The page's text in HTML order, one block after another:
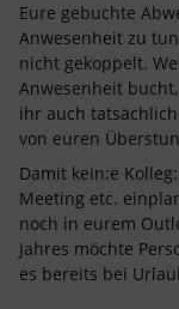
Eure gebuchte
Anwesenheit zu
nicht gekoppelt.
Anwesenheit
ihr auch
von euren
Damit kein:e
Meeting etc.
noch in eurem
Jahres möchte
es bereits bei